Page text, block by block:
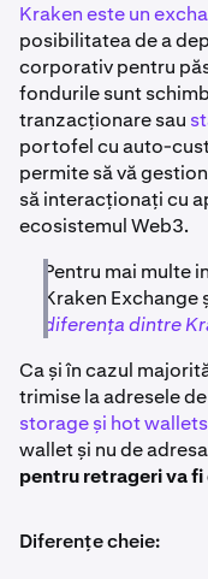
Kraken este un
posibilitatea de a
corporativ pentru
fondurile sunt
tranzacționare sau
portofel cu auto-
permite să vă
să interacționați cu
ecosistemul Web3.
Pentru mai multe
Kraken
diferența dintre
Ca și în cazul
trimise la adresele
storage și hot wallets
wallet și nu de
pentru retrageri va
Diferențe cheie: